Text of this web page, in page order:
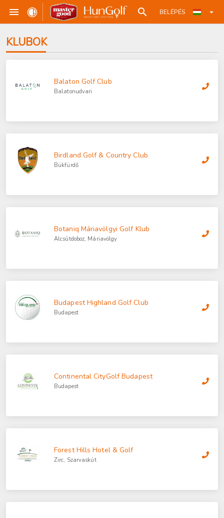
BELÉPÉS
KLUBOK
Balaton Golf Club
Balatonudvari
Birdland Golf & Country Club
Bükfürdő
Botaniq Máriavölgyi Golf Klub
Alcsútdoboz, Máriavölgy
Budapest Highland Golf Club
Budapest
Continental CityGolf Budapest
Budapest
Forest Hills Hotel & Golf
Zirc, Szarvaskút